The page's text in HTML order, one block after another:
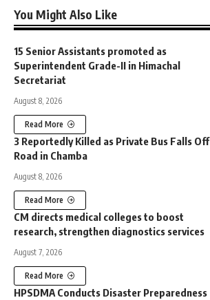
You Might Also Like
15 Senior Assistants promoted as
Superintendent Grade-II in Himachal
Secretariat
August 8, 2026
Read More
3 Reportedly Killed as Private Bus Falls Off
Road in Chamba
August 8, 2026
Read More
CM directs medical colleges to boost
research, strengthen diagnostics services
August 7, 2026
Read More
HPSDMA Conducts Disaster Preparedness